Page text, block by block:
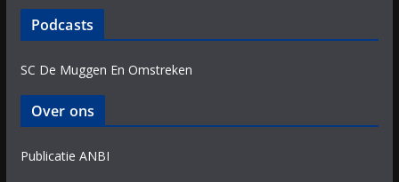
Podcasts
SC De Muggen En Omstreken
Over ons
Publicatie ANBI